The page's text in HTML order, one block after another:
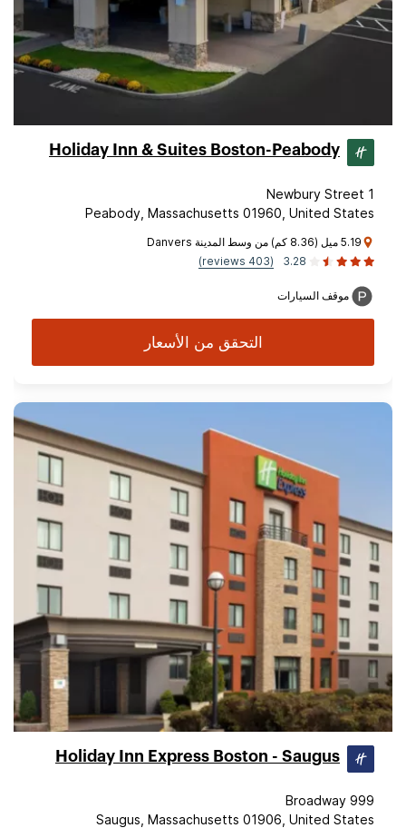
Holiday Inn & Suites Boston-Peabody
1 Newbury Street
Peabody, Massachusetts 01960, United States
5.19 ميل (8.36 كم) من وسط المدينة Danvers
3.28
(403 reviews)
موقف السيارات
التحقق من الأسعار
Holiday Inn Express Boston - Saugus
999 Broadway
Saugus, Massachusetts 01906, United States